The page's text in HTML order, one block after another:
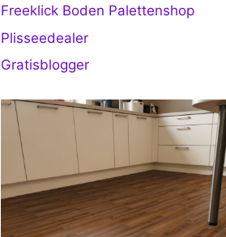
Freeklick Boden Palettenshop
Plisseedealer
Gratisblogger